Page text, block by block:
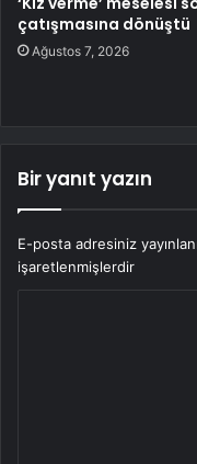
çatışmasına dönüştü
Ağustos 7, 2026
Bir yanıt yazın
E-posta adresiniz
işaretlenmişlerdir